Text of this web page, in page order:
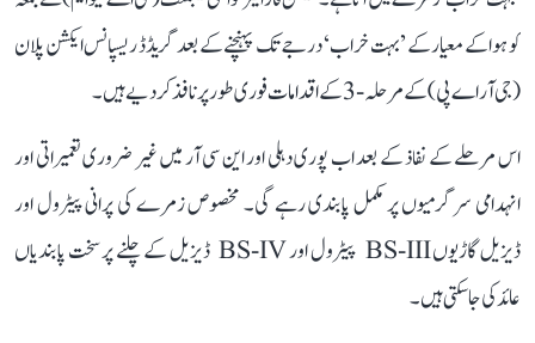
کو ہوا کے معیار کے ’بہت خراب‘ درجے تک پہنچنے کے بعد گریڈڈ ریسپانس ایکشن پلان
(جی آر اے پی) کے مرحلہ-3 کے اقدامات فوری طور پر نافذ کر دیے ہیں۔
اس مرحلے کے نفاذ کے بعد اب پوری دہلی اور این سی آر میں غیر ضروری تعمیراتی اور
انہدامی سرگرمیوں پر مکمل پابندی رہے گی۔ مخصوص زمرے کی پرانی پیٹرول اور
ڈیزیل گاڑیوں BS-III پیٹرول اور BS-IV ڈیزیل کے چلنے پر سخت پابندیاں
عائد کی جا سکتی ہیں۔